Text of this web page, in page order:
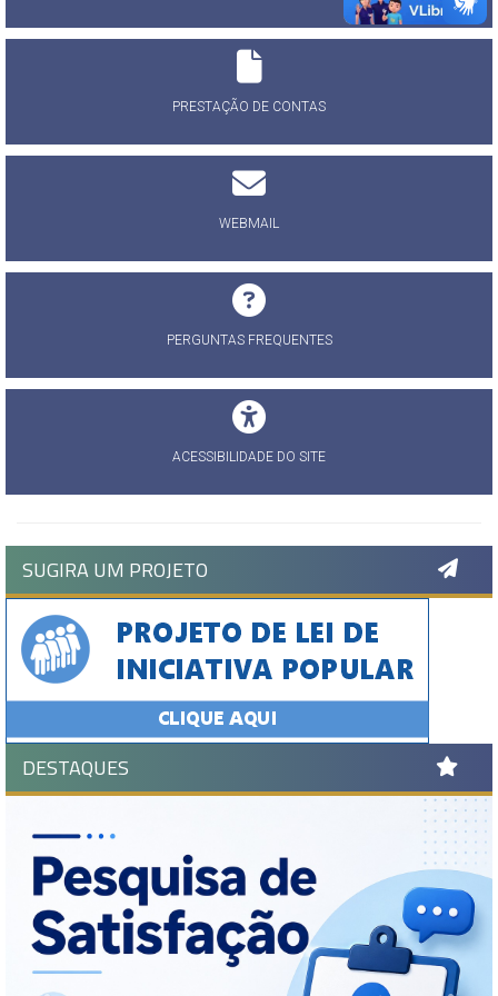
PRESTAÇÃO DE CONTAS
WEBMAIL
PERGUNTAS FREQUENTES
ACESSIBILIDADE DO SITE
SUGIRA UM PROJETO
DESTAQUES